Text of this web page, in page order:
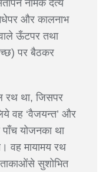
नामक दैत्य
और कालनाभ
ऊँटपर तथा
पर बैठकर
रथ था, जिसपर
वह ‘वैजयन्त’ और
पाँच योजनका था
वह मायामय रथ
सुशोभित